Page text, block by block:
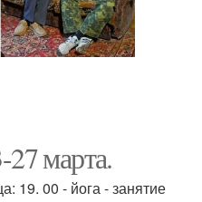
27 марта.
19. 00 - йога - занятие